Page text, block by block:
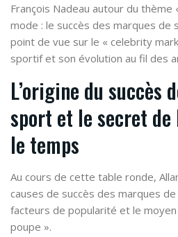
François Nadeau autour du thème
mode : le succès des marques
point de vue sur le « celebrity
sportif et son évolution au fil des
L’origine du succès
sport et le secret de
le temps
Au cours de cette table ronde,
causes de succès des marques
facteurs de popularité et le
poupe ».